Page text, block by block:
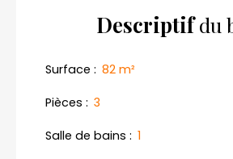
Descriptifdu
Surface : 82 m²
Pièces : 3
Salle de bains : 1